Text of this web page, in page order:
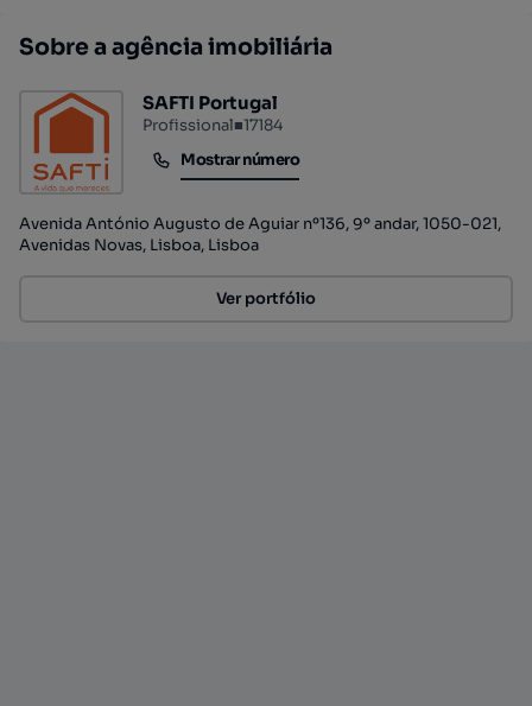
Sobre a agência imobiliária
SAFTI Portugal
Profissional■17184
Mostrar número
Mostrar número
Avenida António Augusto de Aguiar nº136, 9º andar, 1050-021,
Avenidas Novas, Lisboa, Lisboa
Ver portfólio